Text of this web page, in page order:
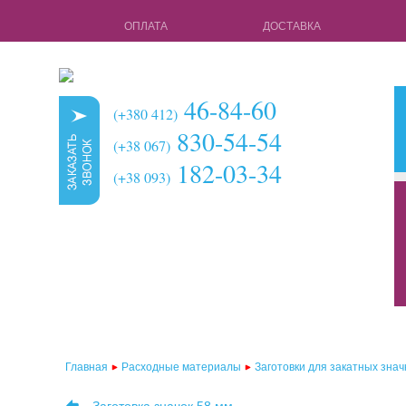
ОПЛАТА ДОСТАВКА
(+380 412) 46-84-60
(+38 067) 830-54-54
(+38 093) 182-03-34
Главная Расходные материалы Заготовки для закатных